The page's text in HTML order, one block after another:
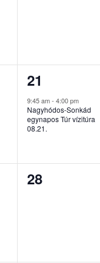
1
esemény,
21
9:45 am-4:00 pm
Nagyhódos-Sonkád
egynapos Túr vízitúra
08.21.
0
28